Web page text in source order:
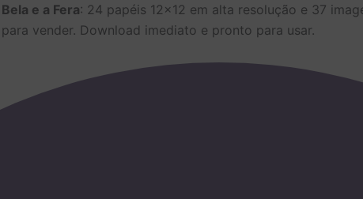
e a Fera: 24 papéis 12×12 em alta resolução e 37
vender. Download imediato e pronto para usar.